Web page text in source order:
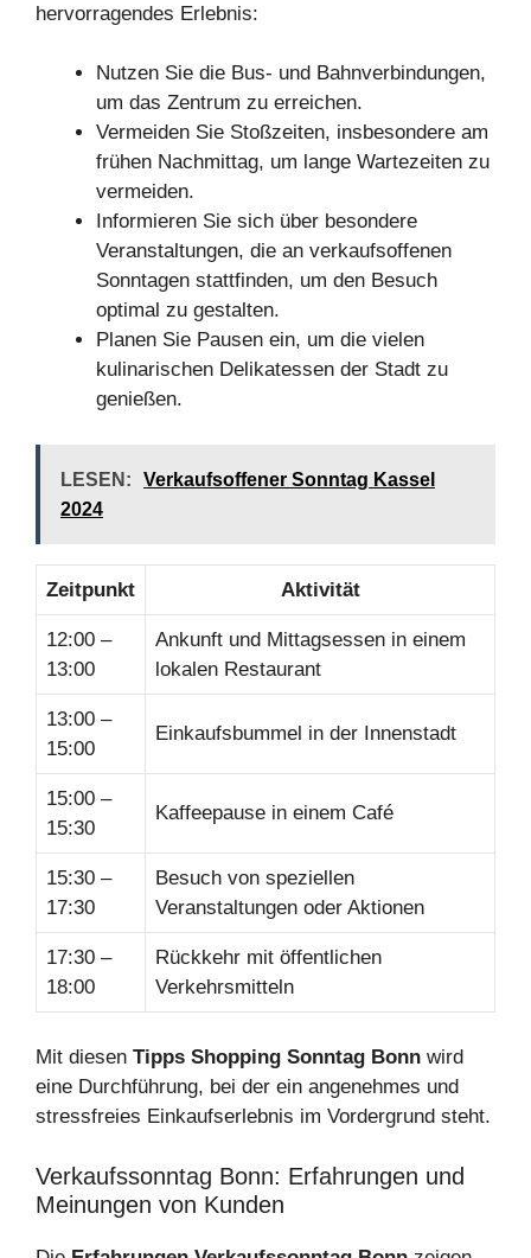
hervorragendes Erlebnis:
Nutzen Sie die Bus- und Bahnverbindungen,
um das Zentrum zu erreichen.
Vermeiden Sie Stoßzeiten, insbesondere am
frühen Nachmittag, um lange Wartezeiten zu
vermeiden.
Informieren Sie sich über besondere
Veranstaltungen, die an verkaufsoffenen
Sonntagen stattfinden, um den Besuch
optimal zu gestalten.
Planen Sie Pausen ein, um die vielen
kulinarischen Delikatessen der Stadt zu
genießen.
LESEN:
Verkaufsoffener Sonntag Kassel
2024
Zeitpunkt Aktivität
12:00 –
13:00
Ankunft und Mittagsessen in einem
lokalen Restaurant
13:00 –
15:00
Einkaufsbummel in der Innenstadt
15:00 –
15:30
Kaffeepause in einem Café
15:30 –
17:30
Besuch von speziellen
Veranstaltungen oder Aktionen
17:30 –
18:00
Rückkehr mit öffentlichen
Verkehrsmitteln
Mit diesen Tipps Shopping Sonntag Bonn wird
eine Durchführung, bei der ein angenehmes und
stressfreies Einkaufserlebnis im Vordergrund steht.
Verkaufssonntag Bonn: Erfahrungen und
Meinungen von Kunden